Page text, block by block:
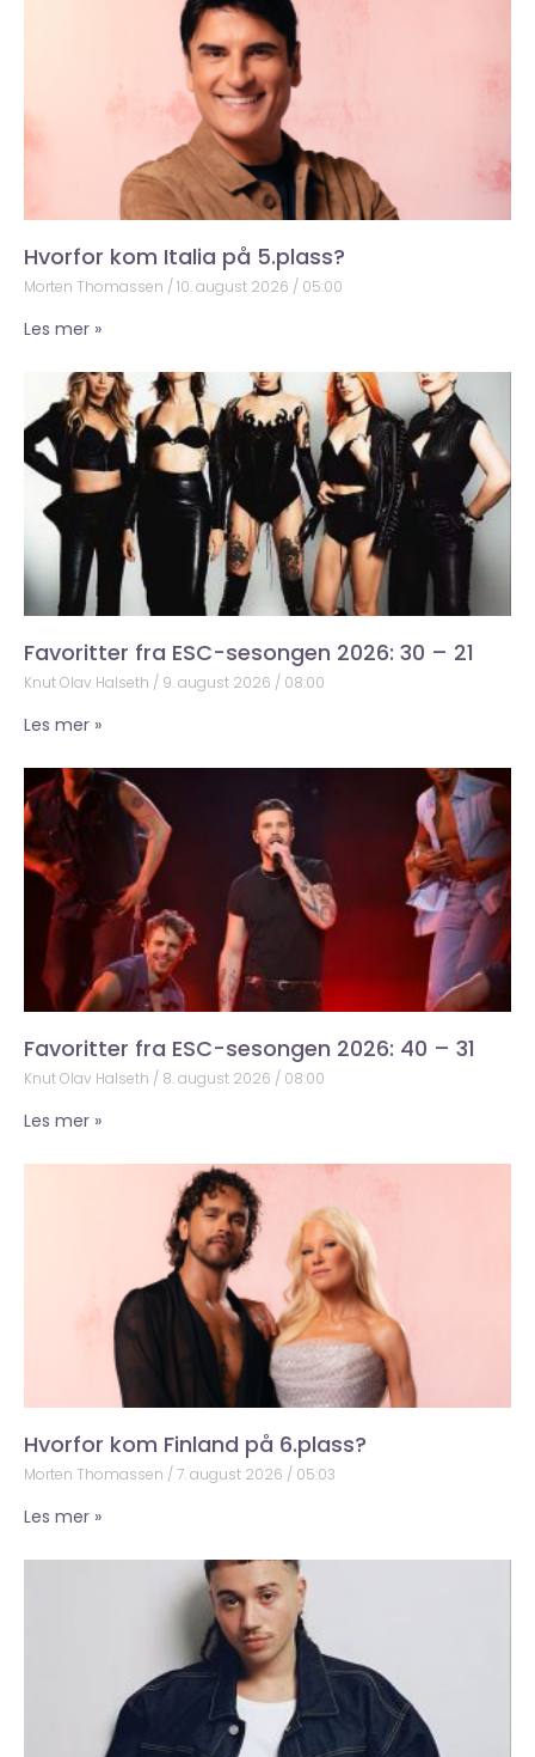
Hvorfor kom Italia på 5.plass?
Morten Thomassen 10. august 2026 05:00
Les mer »
Favoritter fra ESC-sesongen 2026: 30 – 21
Knut Olav Halseth 9. august 2026 08:00
Les mer »
Favoritter fra ESC-sesongen 2026: 40 – 31
Knut Olav Halseth 8. august 2026 08:00
Les mer »
Hvorfor kom Finland på 6.plass?
Morten Thomassen 7. august 2026 05:03
Les mer »